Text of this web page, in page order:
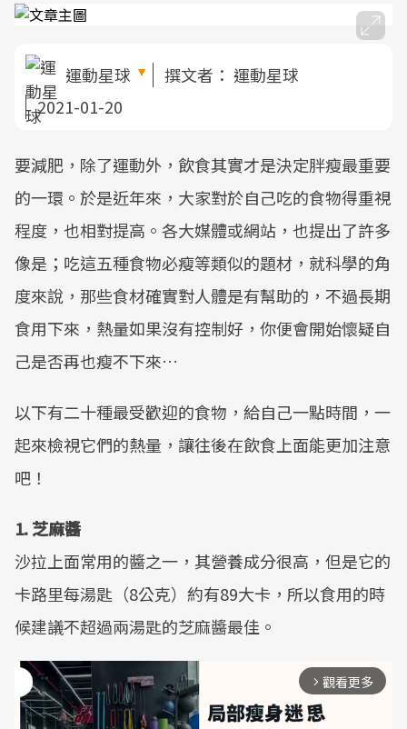
運動星球 撰文者： 運動星球
2021-01-20
要減肥，除了運動外，飲食其實才是決定胖瘦最重要
的一環。於是近年來，大家對於自己吃的食物得重視
程度，也相對提高。各大媒體或網站，也提出了許多
像是；吃這五種食物必瘦等類似的題材，就科學的角
度來說，那些食材確實對人體是有幫助的，不過長期
食用下來，熱量如果沒有控制好，你便會開始懷疑自
己是否再也瘦不下來…
以下有二十種最受歡迎的食物，給自己一點時間，一
起來檢視它們的熱量，讓往後在飲食上面能更加注意
吧！
1. 芝麻醬
沙拉上面常用的醬之一，其營養成分很高，但是它的
卡路里每湯匙（8公克）約有89大卡，所以食用的時
候建議不超過兩湯匙的芝麻醬最佳。
arrow_forward_ios 觀看更多